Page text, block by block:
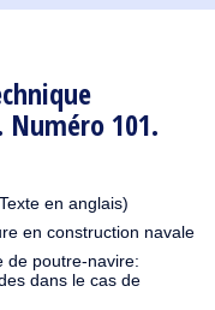
101.
en anglais)
en construction navale
de poutre-navire:
dans le cas de
1902 1901 1900
1895